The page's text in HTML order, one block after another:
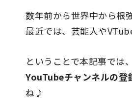
数年前から世界中から根
最近では、芸能人や
ということで本記事では
YouTubeチャンネルの登
ね♪